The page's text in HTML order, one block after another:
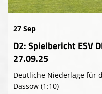
27 Sep
D2: Spielbericht ESV
27.09.25
Deutliche Niederlage für
Dassow (1:10)